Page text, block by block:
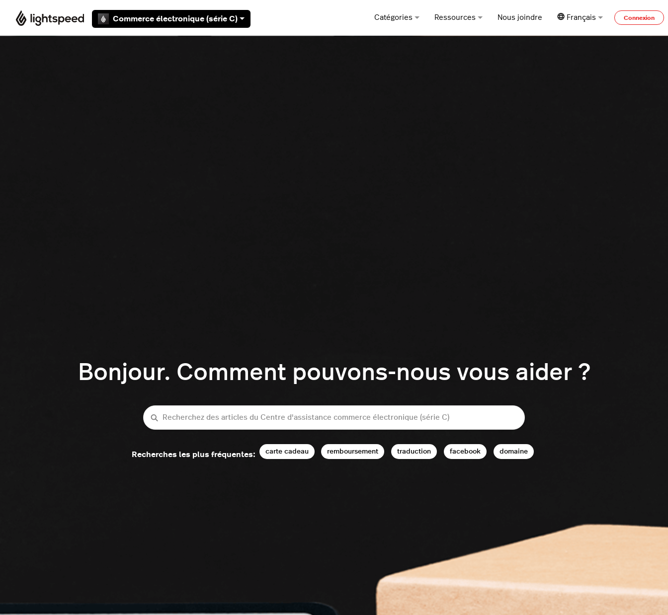
Commerce électronique (série C)
Catégories Ressources Nous joindre Français Connexion
Bonjour. Comment pouvons-nous vous aider ?
Recherche
Recherches les plus fréquentes: carte cadeau remboursement traduction facebook domaine